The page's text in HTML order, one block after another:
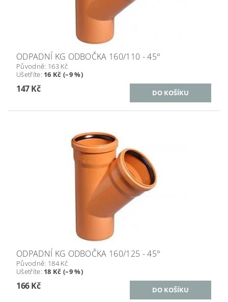
ODPADNÍ KG ODBOČKA 160/110 - 45°
Původně: 163 Kč
Ušetříte: 16 Kč (–9 %)
147 Kč
ODPADNÍ KG ODBOČKA 160/125 - 45°
Původně: 184 Kč
Ušetříte: 18 Kč (–9 %)
166 Kč